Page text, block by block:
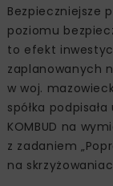
Bezpieczniejsze
poziomu
to efekt
zaplanowanych
w woj.
spółka
KOMBUD na
z zadaniem
na